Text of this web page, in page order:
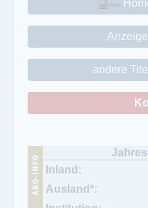
andere